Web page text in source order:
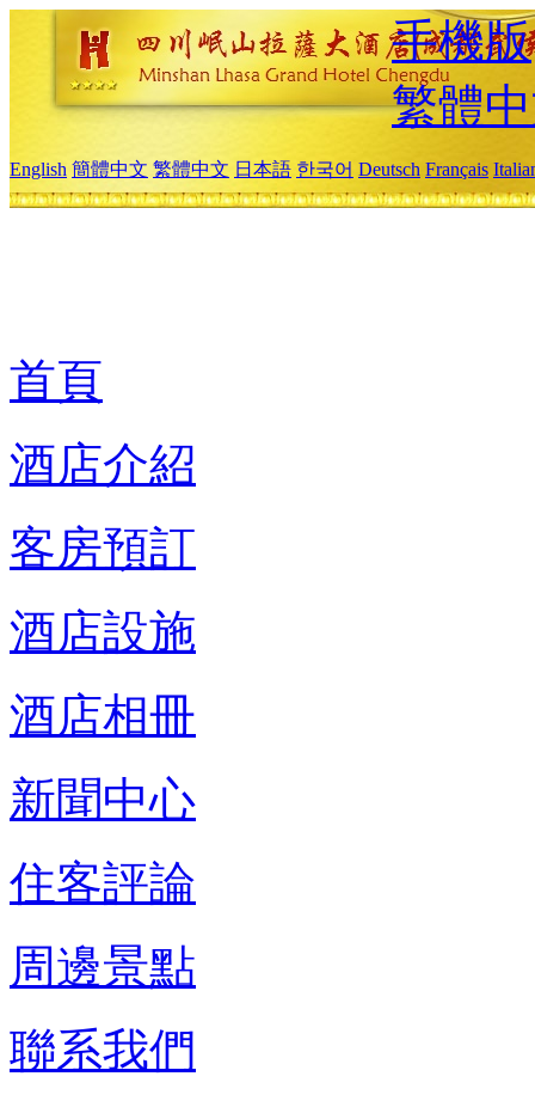
手機版
繁體
English 簡體中文 繁體中文 日本語 한국어 Deutsch Français
首頁
酒店介紹
客房預訂
酒店設施
酒店相冊
新聞中心
住客評論
周邊景點
聯系我們